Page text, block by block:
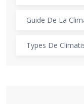
Guide De La
Types De